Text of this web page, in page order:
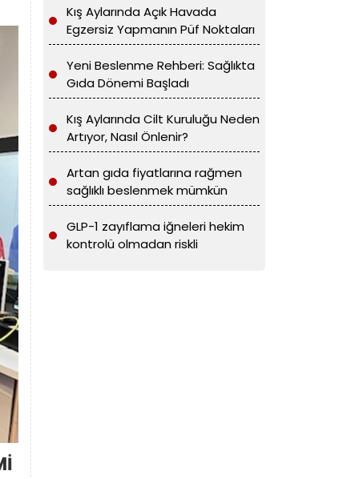
Kış Aylarında Açık Havada
Egzersiz Yapmanın Püf Noktaları
Yeni Beslenme Rehberi: Sağlıkta
Gıda Dönemi Başladı
Kış Aylarında Cilt Kuruluğu Neden
Artıyor, Nasıl Önlenir?
Artan gıda fiyatlarına rağmen
sağlıklı beslenmek mümkün
GLP-1 zayıflama iğneleri hekim
kontrolü olmadan riskli